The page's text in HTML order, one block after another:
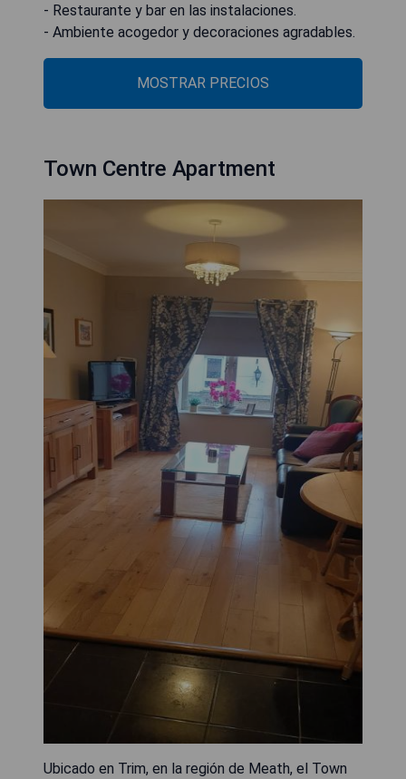
- Restaurante y bar en las instalaciones.
- Ambiente acogedor y decoraciones agradables.
MOSTRAR PRECIOS
Town Centre Apartment
Ubicado en Trim, en la región de Meath, el Town